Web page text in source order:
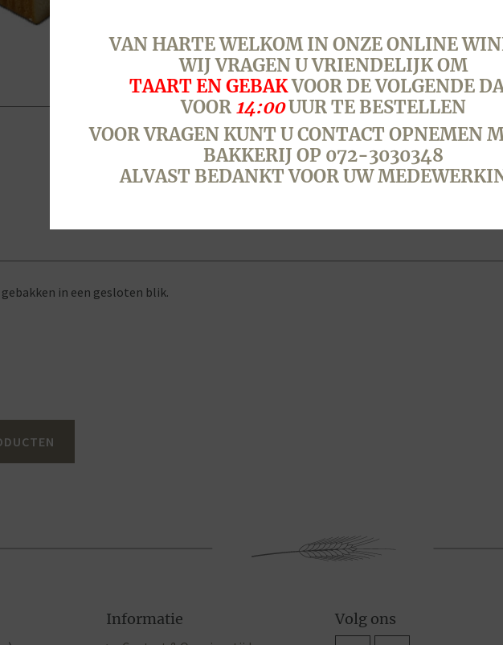
vierkant,
Wit,
half
aantal
SKU:1026Categorie:
in een gesloten blik.
Informatie Volg ons
VAN HARTE WELKOM IN ONZE ONLINE
WIJ VRAGEN U VRIENDELIJK OM
TAART EN GEBAKVOOR DE VOLGENDE
VOOR 14:00UUR TE BESTELLEN
VOOR VRAGEN KUNT U CONTACT OPNEMEN
BAKKERIJ OP 072-3030348
ALVAST BEDANKT VOOR UW